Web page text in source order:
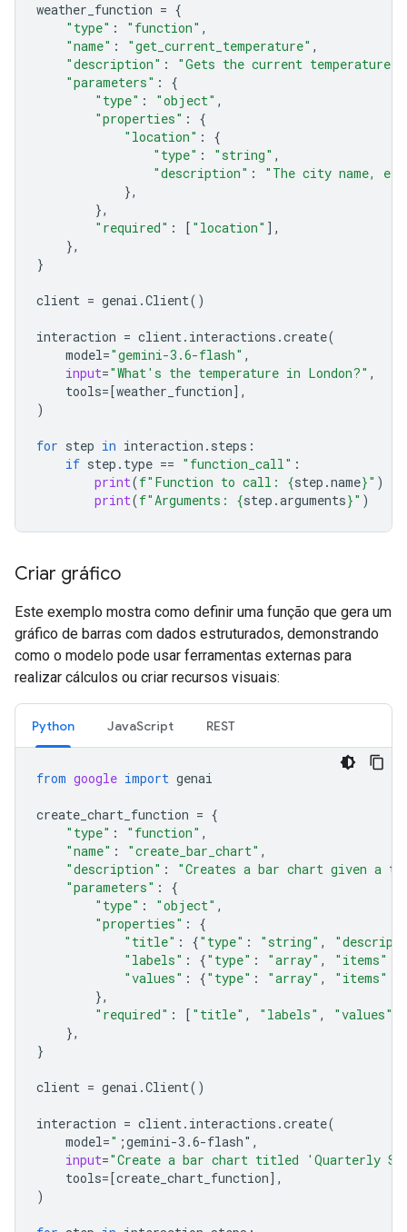
weather_function = {
"type" : "function" ,
"name" : "get_current_temperature" ,
"description" :
"Gets the current
"parameters" :
{
"type" : "object" ,
"properties" :
{
"location" :
{
"type" : "string" ,
"description" :
"The city name,
},
},
"required" : [ "location" ],
},
}
client = genai .Client()
interaction = client. interactions .create(
model="gemini-3.6-flash" ,
input="What's the temperature in London?" ,
tools=[weather_function],
)
for step in interaction . steps :
if step . type == "function_call" :
print(f"Function to call: {step .name}" )
print(f"Arguments: {step .arguments}" )
Criar gráfico
Este exemplo mostra como definir uma função que gera um
gráfico de barras com dados estruturados, demonstrando
como o modelo pode usar ferramentas externas para
realizar cálculos ou criar recursos visuais:
Python JavaScript REST
from google import genai
create_chart_function = {
"type" : "function" ,
"name" : "create_bar_chart" ,
"description" :
"Creates a bar chart given a
"parameters" :
{
"type" : "object" ,
"properties" :
{
"title" : {"type" : "string" ,
"labels" : {"type" : "array" , "items"
"values" : {"type" : "array" , "items"
},
"required" : [ "title" , "labels" , "values"
},
}
client = genai .Client()
interaction = client. interactions .create(
model=" ;gemini-3.6-flash" ,
input="Create a bar chart titled 'Quarterly
tools=[create_chart_function],
)